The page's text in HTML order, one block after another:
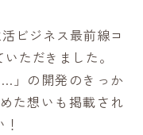
ビジネス最前線コ
ただきました。
」の開発のきっか
た想いも掲載され